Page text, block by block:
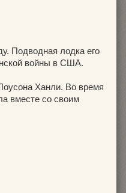
Подводная лодка его
войны в США.
Ханли. Во время
вместе со своим